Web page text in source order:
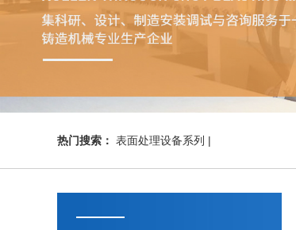
热门搜索： 表面处理设备系列 |